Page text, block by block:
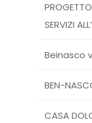
SERVIZI
Beinasco
BEN-
CASA